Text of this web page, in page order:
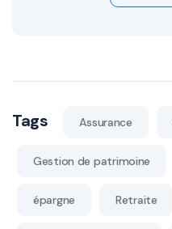
Tags Assurance
Gestion de patrimoine
épargne Retraite